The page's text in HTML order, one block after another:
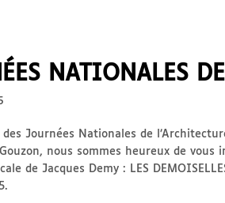
NATIONALES DE
des Journées Nationales de
nous sommes heureux de vous
de Jacques Demy : LES